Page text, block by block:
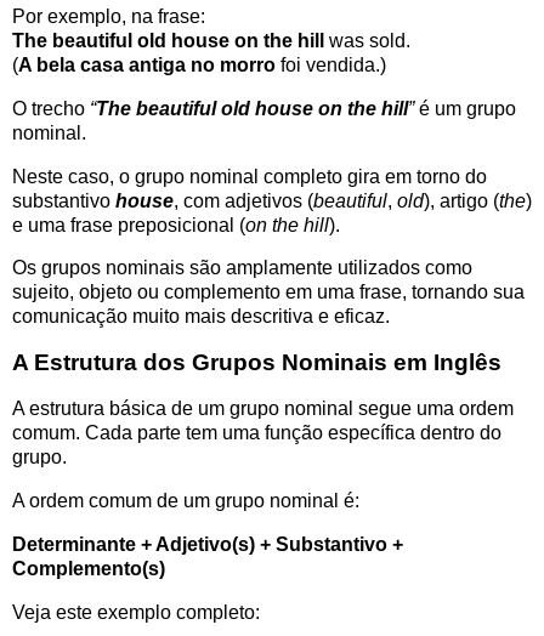
Por exemplo, na frase:
The beautiful old house on the hill was sold.
(A bela casa antiga no morro foi vendida.)
O trecho “The beautiful old house on the hill”é um grupo
nominal.
Neste caso, o grupo nominal completo gira em torno do
substantivo house, com adjetivos (beautiful, old), artigo (the)
e uma frase preposicional (on the hill).
Os grupos nominais são amplamente utilizados como
sujeito, objeto ou complemento em uma frase, tornando sua
comunicação muito mais descritiva e eficaz.
A Estrutura dos Grupos Nominais em Inglês
A estrutura básica de um grupo nominal segue uma ordem
comum. Cada parte tem uma função específica dentro do
grupo.
A ordem comum de um grupo nominal é:
Determinante + Adjetivo(s) + Substantivo +
Complemento(s)
Veja este exemplo completo: